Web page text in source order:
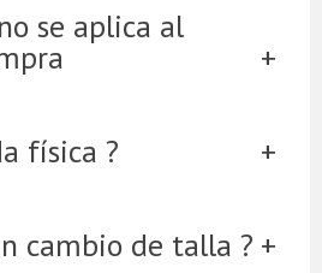
se aplica al
física ?
cambio de talla ?